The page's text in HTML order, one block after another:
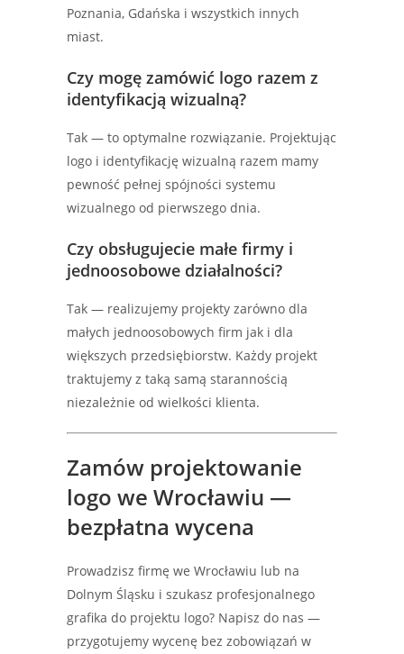
Poznania, Gdańska i wszystkich innych
miast.
Czy mogę zamówić logo razem z
identyfikacją wizualną?
Tak — to optymalne rozwiązanie. Projektując
logo i identyfikację wizualną razem mamy
pewność pełnej spójności systemu
wizualnego od pierwszego dnia.
Czy obsługujecie małe firmy i
jednoosobowe działalności?
Tak — realizujemy projekty zarówno dla
małych jednoosobowych firm jak i dla
większych przedsiębiorstw. Każdy projekt
traktujemy z taką samą starannością
niezależnie od wielkości klienta.
Zamów projektowanie
logo we Wrocławiu —
bezpłatna wycena
Prowadzisz firmę we Wrocławiu lub na
Dolnym Śląsku i szukasz profesjonalnego
grafika do projektu logo? Napisz do nas —
przygotujemy wycenę bez zobowiązań w